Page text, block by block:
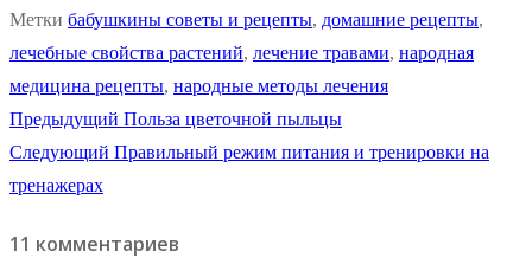
Метки бабушкины советы и рецепты, домашние рецепты,
лечебные свойства растений, лечение травами, народная
медицина рецепты, народные методы лечения
Навигация
по
Предыдущий Предыдущая
запись:
Польза цветочной пыльцы
Следующий Следующая
Правильный режим питания и тренировки на
тренажерах
11 комментариев